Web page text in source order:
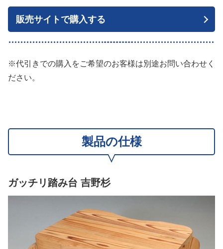
販売サイトで購入する
※代引きでの購入をご希望のお客様は別途お問い合わせく
ださい。
製品の仕様
ガッチリ踏み台 吉野杉